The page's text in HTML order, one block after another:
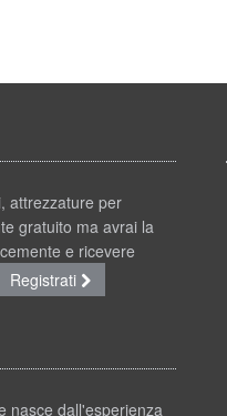
attrezzature per
gratuito ma avrai la
e ricevere
Registrati
nasce dall'esperienza